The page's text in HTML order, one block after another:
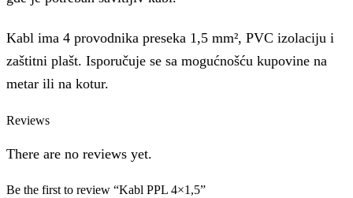
Kabl ima 4 provodnika preseka 1,5 mm², PVC izolaciju i
zaštitni plašt. Isporučuje se sa mogućnošću kupovine na
metar ili na kotur.
Reviews
There are no reviews yet.
Be the first to review “Kabl PPL 4×1,5”